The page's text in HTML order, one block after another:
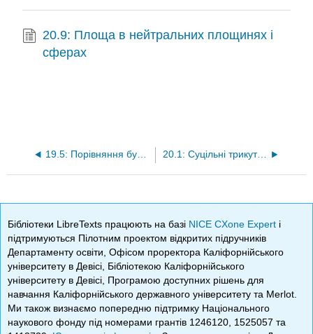
20.9: Площа в нейтральних площинях і
сферах
19.5: Порівняння будівельних інструментів 20.1: Суцільні трикутники
Бібліотеки LibreTexts працюють на базі NICE CXone Expert і
підтримуються Пілотним проектом відкритих підручників
Департаменту освіти, Офісом проректора Каліфорнійського
університету в Девісі, Бібліотекою Каліфорнійського
університету в Девісі, Програмою доступних рішень для
навчання Каліфорнійського державного університету та Merlot.
Ми також визнаємо попередню підтримку Національного
наукового фонду під номерами грантів 1246120, 1525057 та